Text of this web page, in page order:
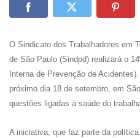
O Sindicato dos Trabalhadores em
de São Paulo (Sindpd) realizará o
Interna de Prevenção de
próximo dia 18 de setembro, em
questões ligadas à saúde do
A iniciativa, que faz parte da